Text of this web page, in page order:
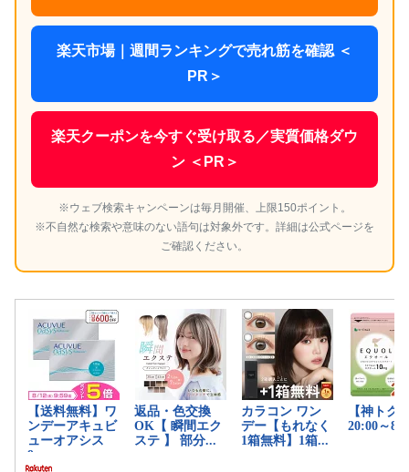
楽天市場｜週間ランキングで売れ筋を確認 ＜
PR＞
楽天クーポンを今すぐ受け取る／実質価格ダウ
ン ＜PR＞
※ウェブ検索キャンペーンは毎月開催、上限150ポイント。
※不自然な検索や意味のない語句は対象外です。詳細は公式ページを
ご確認ください。